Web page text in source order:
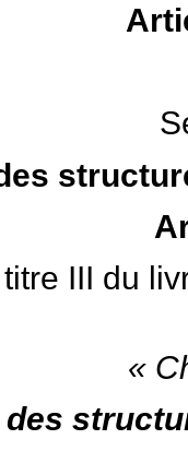
III du
«